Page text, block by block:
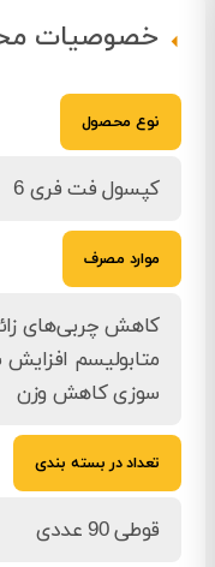
خصوصیات
نوع محصول
کپسول فت فری 6
موارد مصرف
کاهش چربی‌های
متابولیسم
سوزی کاهش وزن
تعداد در بسته بندی
قوطی 90 عددی